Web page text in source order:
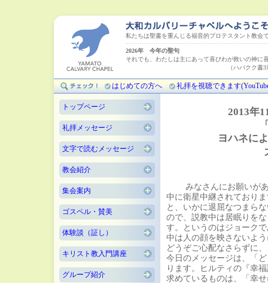
私たちは聖書を重んじる福音的プロテスタント教会
2026年 今年の聖句
それでも、わたしは主にあって喜びわが救いの神に
（ハバクク書3章18
はじめての方へ 礼拝を視聴できます
トップページ
礼拝メッセージ
文字で読むメッセージ
教会紹介
集会案内
ゴスペル・賛美
体験談（証し）
キリスト教入門講座
グループ紹介
2013年
ヨハネに
みなさんにお願いがあ
中に衛星中継されており
と、いかに退屈なつまら
ので、説教中は居眠りを
す。というのはジョーク
中は人の顔を映さないよ
どうぞご心配なさらずに
今日のメッセージは、「
ります。ヒルティの『幸
求めているものは、「幸